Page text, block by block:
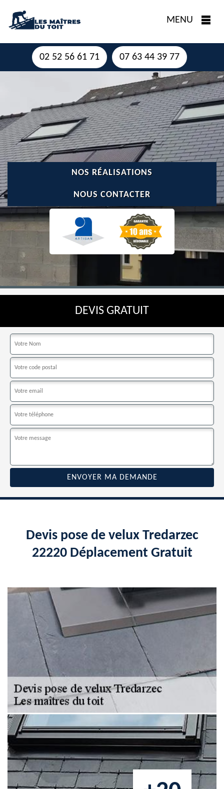
MENU
02 52 56 61 71 07 63 44 39 77
NOS RÉALISATIONS
NOUS CONTACTER
DEVIS GRATUIT
Devis pose de velux Tredarzec
22220 Déplacement Gratuit